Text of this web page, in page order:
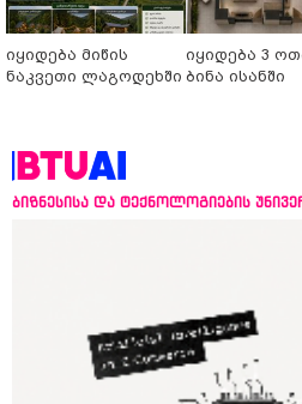
იყიდება მიწის
ნაკვეთი ლაგოდეხში
იყიდება 3
ბინა ისანში
ბიზნესისა და ტექნოლოგიების